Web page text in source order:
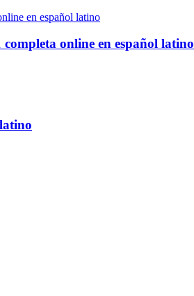
online en español latino